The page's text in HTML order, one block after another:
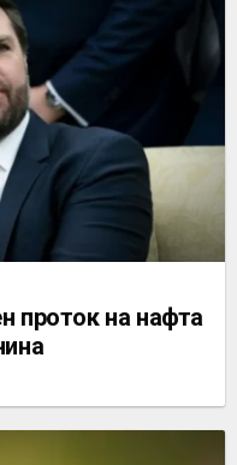
проток на нафта